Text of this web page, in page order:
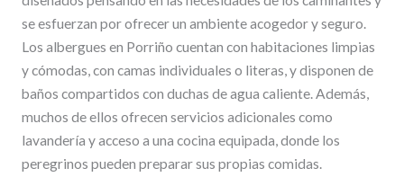
se esfuerzan por ofrecer un ambiente acogedor y seguro.
Los albergues en Porriño cuentan con habitaciones limpias
y cómodas, con camas individuales o literas, y disponen de
baños compartidos con duchas de agua caliente. Además,
muchos de ellos ofrecen servicios adicionales como
lavandería y acceso a una cocina equipada, donde los
peregrinos pueden preparar sus propias comidas.